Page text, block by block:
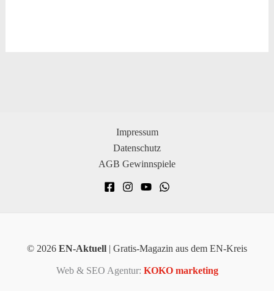
Impressum
Datenschutz
AGB Gewinnspiele
© 2026 EN-Aktuell | Gratis-Magazin aus dem EN-Kreis
Web & SEO Agentur: KOKO marketing